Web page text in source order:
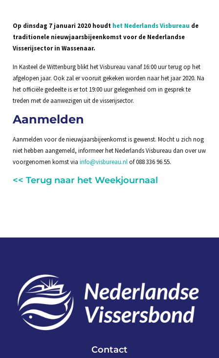
Op dinsdag 7 januari 2020 houdt het Nederlands Visbureau de
traditionele nieuwjaarsbijeenkomst voor de Nederlandse
Visserijsector in Wassenaar.
In Kasteel de Wittenburg blikt het Visbureau vanaf 16:00 uur terug op het
afgelopen jaar. Ook zal er vooruit gekeken worden naar het jaar 2020. Na
het officiële gedeelte is er tot 19:00 uur gelegenheid om in gesprek te
treden met de aanwezigen uit de visserijsector.
Aanmelden
Aanmelden voor de nieuwjaarsbijeenkomst is gewenst. Mocht u zich nog
niet hebben aangemeld, informeer het Nederlands Visbureau dan over uw
voorgenomen komst via info@visbureau.nl of 088 336 96 55.
<< Terug naar het Weekjournaal
Contact